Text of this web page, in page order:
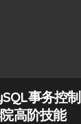
事务控制
高阶技能